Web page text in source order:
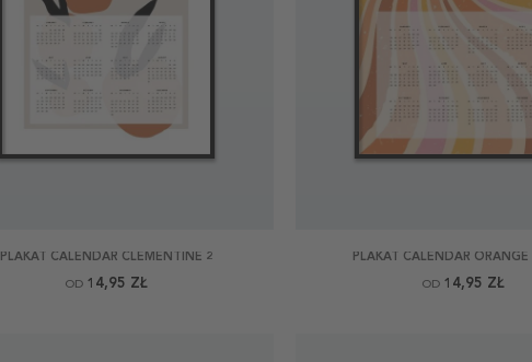
PLAKAT CALENDAR CLEMENTINE 2
OD 14,95 ZŁ
PLAKAT CALENDAR ORANGE
OD 14,95 ZŁ